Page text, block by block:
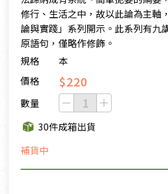
修行、生活之中，故以此論為主軸
論與實踐」系列開示。此系列有九
原語句，僅略作修飾。
規格
本
價格
$220
數量
30件成箱出貨
補貨中